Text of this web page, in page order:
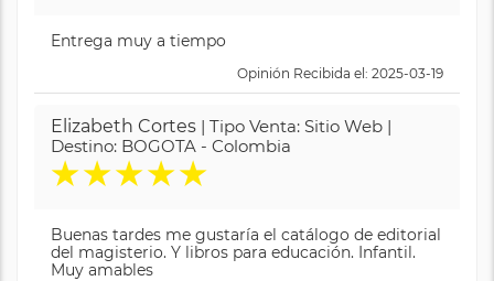
Entrega muy a tiempo
Opinión Recibida el: 2025-03-19
Elizabeth Cortes | Tipo Venta: Sitio Web |
Destino: BOGOTA - Colombia
★★★★★
Buenas tardes me gustaría el catálogo de editorial
del magisterio. Y libros para educación. Infantil.
Muy amables